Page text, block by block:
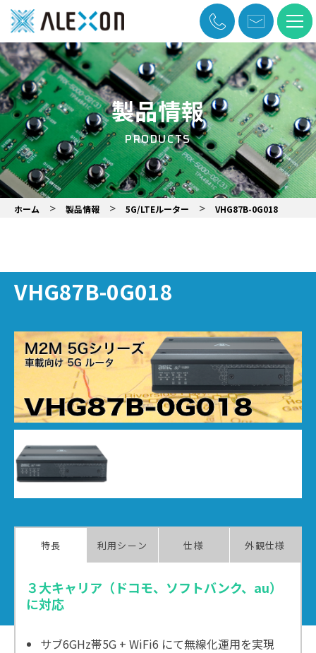
製品情報
PRODUCTS
ホーム > 製品情報 > 5G/LTEルーター > VHG87B-0G018
VHG87B-0G018
特長 利用シーン 仕様 外観仕様
３大キャリア（ドコモ、ソフトバンク、au）
に対応
サブ6GHz帯5G + WiFi6 にて無線化運用を実現